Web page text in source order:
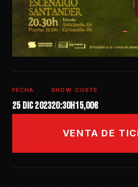
FECHA
25 dic 2023
SHOW
20:30h
COSTE
15,00€
VENTA DE